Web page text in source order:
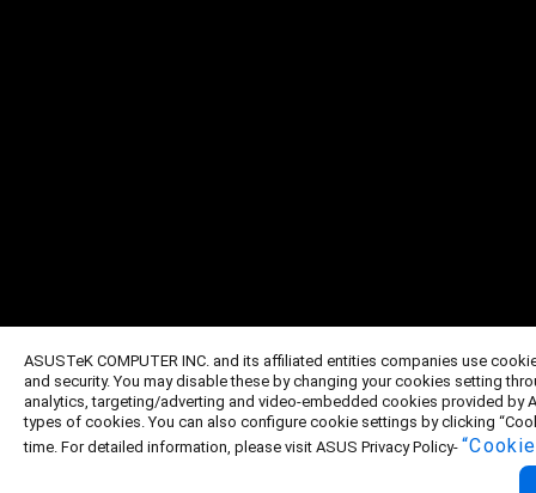
ASUSTeK COMPUTER INC. and its affiliated entities companies use
and security. You may disable these by changing your cookies setting
analytics, targeting/adverting and video-embedded cookies provided by
types of cookies. You can also configure cookie settings by clicking
time. For detailed information, please visit ASUS Privacy Policy-